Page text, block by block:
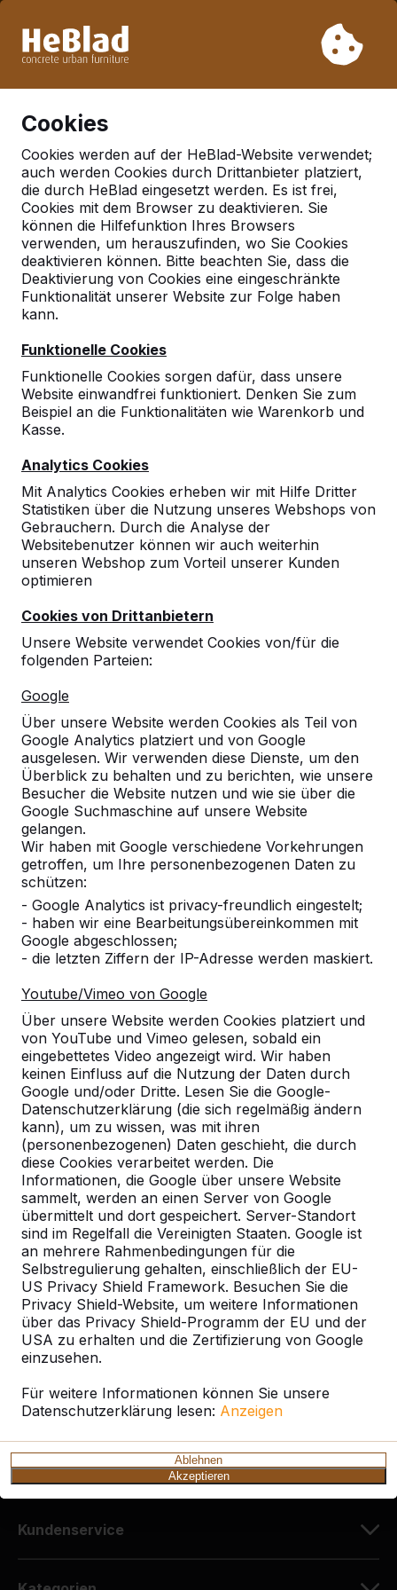
Woche 33 nicht. Bitte berücksichtigen Sie daher längere
Cookies
Cookies werden auf der HeBlad-Website verwendet;
auch werden Cookies durch Drittanbieter platziert,
die durch HeBlad eingesetzt werden. Es ist frei,
Cookies mit dem Browser zu deaktivieren. Sie
können die Hilfefunktion Ihres Browsers
verwenden, um herauszufinden, wo Sie Cookies
deaktivieren können. Bitte beachten Sie, dass die
Deaktivierung von Cookies eine eingeschränkte
Funktionalität unserer Website zur Folge haben
kann.
Funktionelle Cookies
Funktionelle Cookies sorgen dafür, dass unsere
Website einwandfrei funktioniert. Denken Sie zum
Beispiel an die Funktionalitäten wie Warenkorb und
Kasse.
Analytics Cookies
Mit Analytics Cookies erheben wir mit Hilfe Dritter
Statistiken über die Nutzung unseres Webshops von
Gebrauchern. Durch die Analyse der
Websitebenutzer können wir auch weiterhin
unseren Webshop zum Vorteil unserer Kunden
optimieren
Cookies von Drittanbietern
Unsere Website verwendet Cookies von/für die
folgenden Parteien:
Google
Über unsere Website werden Cookies als Teil von
Google Analytics platziert und von Google
ausgelesen. Wir verwenden diese Dienste, um den
Überblick zu behalten und zu berichten, wie unsere
Besucher die Website nutzen und wie sie über die
Google Suchmaschine auf unsere Website
gelangen.
Wir haben mit Google verschiedene Vorkehrungen
getroffen, um Ihre personenbezogenen Daten zu
schützen:
- Google Analytics ist privacy-freundlich eingestelt;
- haben wir eine Bearbeitungsübereinkommen mit
Google abgeschlossen;
- die letzten Ziffern der IP-Adresse werden maskiert.
Youtube/Vimeo von Google
Über unsere Website werden Cookies platziert und
von YouTube und Vimeo gelesen, sobald ein
eingebettetes Video angezeigt wird. Wir haben
keinen Einfluss auf die Nutzung der Daten durch
Google und/oder Dritte. Lesen Sie die Google-
Datenschutzerklärung (die sich regelmäßig ändern
kann), um zu wissen, was mit ihren
(personenbezogenen) Daten geschieht, die durch
diese Cookies verarbeitet werden. Die
Informationen, die Google über unsere Website
sammelt, werden an einen Server von Google
übermittelt und dort gespeichert. Server-Standort
sind im Regelfall die Vereinigten Staaten. Google ist
an mehrere Rahmenbedingungen für die
Selbstregulierung gehalten, einschließlich der EU-
US Privacy Shield Framework. Besuchen Sie die
Privacy Shield-Website, um weitere Informationen
über das Privacy Shield-Programm der EU und der
USA zu erhalten und die Zertifizierung von Google
einzusehen.
Für weitere Informationen können Sie unsere
Datenschutzerklärung lesen: Anzeigen
Ablehnen
Akzeptieren
Deutschland
Referenties in:Wolfsburg
Geen reviews gevonden voor deze
locatie.
Referenzen
Unsere Produkte finden Sie in ganz Europa
und darüber hinaus. Sehen Sie hier, wo Sie
ein HeBlad-Produkt in Ihrer Nähe finden.
Produkt
Alles anzeigen
Kategorie
Alles anzeigen
Ort oder Postleitzahl suchen
Zie ook
Wolfsburg-Nordsteimke
Kontakt
HeBlad Deutschland
Diekerstraße 97
42781 Haan
Deutschland
+49 212 934 77 25
info@HeBlad.de
Kundenservice